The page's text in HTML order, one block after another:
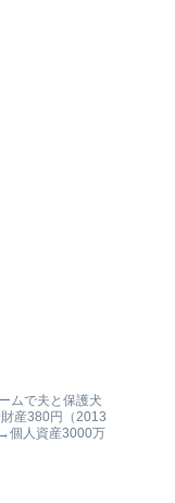
ムで夫と保護犬
産380円（2013
個人資産3000万